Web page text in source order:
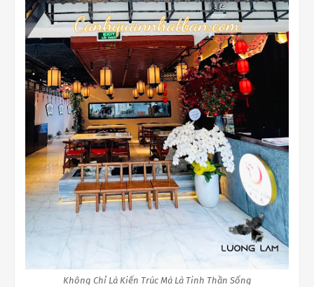
Không Chỉ Là Kiến Trúc Mà Là Tinh Thần Sống